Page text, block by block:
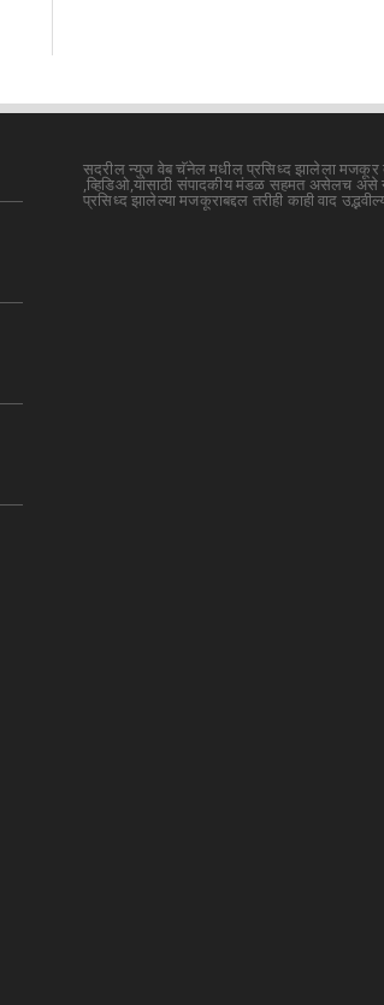
सदरील न्युज वेब चॅनेल मधील प्रसिध्द झालेला मजकूर
,व्हिडिओ,यांसाठी संपादकीय मंडळ सहमत असेलच असे
प्रसिध्द झालेल्या मजकूराबद्दल तरीही काही वाद